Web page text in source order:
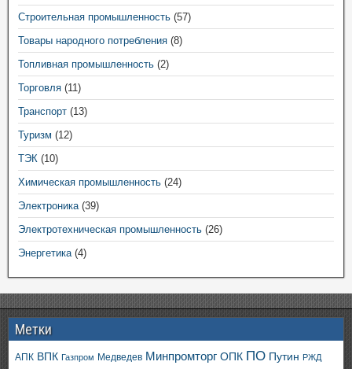
Строительная промышленность (57)
Товары народного потребления (8)
Топливная промышленность (2)
Торговля (11)
Транспорт (13)
Туризм (12)
ТЭК (10)
Химическая промышленность (24)
Электроника(39)
Электротехническая промышленность (26)
Энергетика(4)
Метки
АПК ВПК Газпром Медведев Минпромторг ОПК ПО Путин РЖД